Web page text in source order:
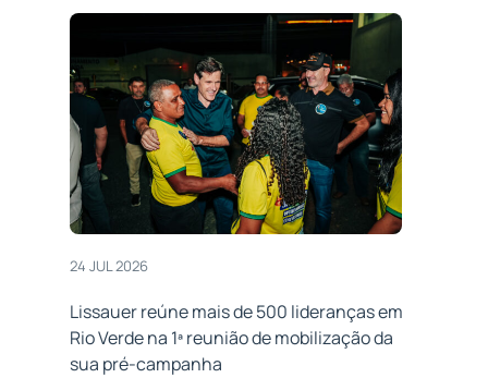
24 JUL 2026
Lissauer reúne mais de 500 lideranças em
Rio Verde na 1ª reunião de mobilização da
sua pré-campanha